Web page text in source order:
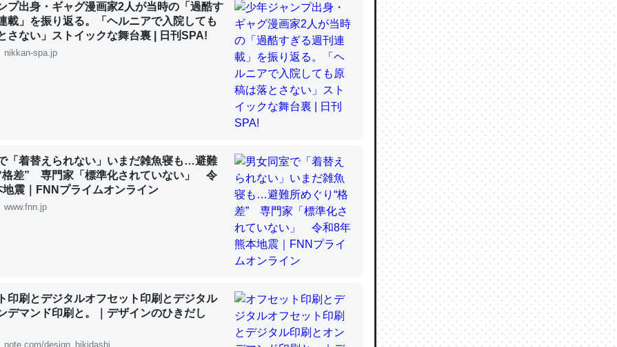
1程度。
【研究発表】昆虫学の大問題＝「昆虫はなぜ海にいないのか」に関する新仮説
「淡水はカルシウムも酸素も不足してて両方に不利だから両方が拮抗してるので
してる筈だが、酵素が違うのか？
【研究発表】昆虫学の大問題＝「昆虫はなぜ海にいないのか」に関する新仮説
に考えるとカルシウムを大量に使う脊椎動物と貝類は苦労してるんだな…。腹足
【研究発表】昆虫学の大問題＝「昆虫はなぜ海にいないのか」に関する新仮説
プ出身・ギャグ漫画家2人が当時の「過酷す
載」を振り返る。「ヘルニアで入院しても
さない」ストイックな舞台裏 | 日刊SPA!
nikkan-spa.jp
「着替えられない」いまだ雑魚寝も…避難
格差” 専門家「標準化されていない」 令
震｜FNNプライムオンライン
www.fnn.jp
印刷とデジタルオフセット印刷とデジタル
デマンド印刷と。｜デザインのひきだし
note.com/design_hikidashi